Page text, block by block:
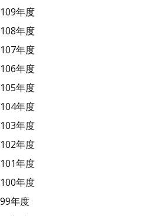
109年度
108年度
107年度
106年度
105年度
104年度
103年度
102年度
101年度
100年度
99年度